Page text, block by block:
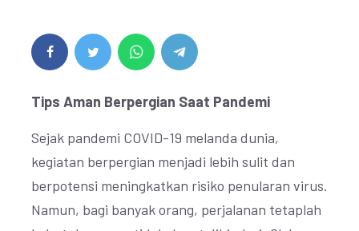
Tips Aman Berpergian Saat Pandemi
Sejak pandemi COVID-19 melanda dunia,
kegiatan berpergian menjadi lebih sulit dan
berpotensi meningkatkan risiko penularan virus.
Namun, bagi banyak orang, perjalanan tetaplah